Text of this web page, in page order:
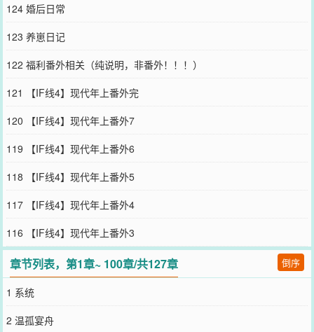
闯入决赛。按照剧本，他会被修仙界第一人收为唯一的弟子，受尽万
千宠爱。然而，谁也没想到的是，主角被一个无名小卒斩于剑下。正
当他捂着伤口万分委屈时，坐在高座的仙尊伸手一点。“我要他。”翎
卿缓缓抽出剑，唇边笑意更深，就要提出挑战，把主角最大的靠山一
并除了。谁知一抬眸。发现那仙尊指的是他。【小剧场】收徒现场，
翎卿当着众人的面恶意传音：“仙尊知道自己看我的眼神像什么吗？”
他不辨喜怒地笑了声，声音却是温存的，“像我曾经的师尊、因爱生恨
背叛了我的下属、还有其他所有对我心怀觊觎的人。”众目睽睽之下，
白衣仙尊显出点出乎意料的神色。“啊……已经那么下流了吗？”他眨
了下眼。-一次大典，翎卿给亦无殊束发，亲昵地靠在他肩头，问他：
“师尊喜欢什么发髻呢？”那双杀出过血海的手扶着他肩膀，指尖贴着
颈部温热跳动的血管，笑意盈盈地看着镜子里清贵如神祇的仙尊。他
的系统吓疯了：“宿宿宿宿主，这可是第一仙尊！！！”翎卿答得十分
温柔，眉眼弯弯：“我就喜欢捏硬柿子。”他收紧虎口，剥夺对方喘息
的余地，细细品味着他最细微的神色变化。想看他失控，发疯。可最
后，那人转头吻上了他侧脸。-亦无殊看翎卿，是一只天真残忍野性为
生的兽，傲慢，坏脾气，不容忤逆，厌恶拒绝。无数人告诉他，这样
的存在，应该早点除掉。可他看着翎卿，希望他脾气再坏一点，再对
自己放肆一点，理所当然向他索取，习惯性地向他提出要求，永远不
用担心被他拒绝……永远离不开他。他愿意用血肉饲养这只以爱为生
的怪物。-top癌晚期，美强惨黑化魔头受x情绪稳定的神经病神明攻年
质还是主角被夺走了气运再抢回来，有气绝不憋着，有仇当场报，跟
124 婚后日常
123 养崽日记
122 福利番外相关（纯说明，非番外！！！）
121 【IF线4】现代年上番外完
120 【IF线4】现代年上番外7
119 【IF线4】现代年上番外6
118 【IF线4】现代年上番外5
117 【IF线4】现代年上番外4
116 【IF线4】现代年上番外3
章节列表，第1章~ 100章/共127章 倒序
1 系统
2 温孤宴舟